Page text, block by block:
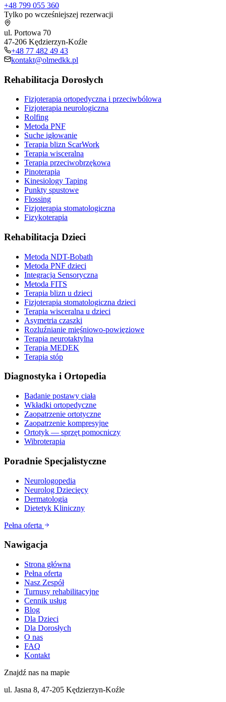
+48 799 055 360
Tylko po wcześniejszej rezerwacji
ul. Portowa 70
47-206 Kędzierzyn-Koźle
+48 77 482 49 43
kontakt@olmedkk.pl
Rehabilitacja Dorosłych
Fizjoterapia ortopedyczna i przeciwbólowa
Fizjoterapia neurologiczna
Rolfing
Metoda PNF
Suche igłowanie
Terapia blizn ScarWork
Terapia wisceralna
Terapia przeciwobrzękowa
Pinoterapia
Kinesiology Taping
Punkty spustowe
Flossing
Fizjoterapia stomatologiczna
Fizykoterapia
Rehabilitacja Dzieci
Metoda NDT-Bobath
Metoda PNF dzieci
Integracja Sensoryczna
Metoda FITS
Terapia blizn u dzieci
Fizjoterapia stomatologiczna dzieci
Terapia wisceralna u dzieci
Asymetria czaszki
Rozluźnianie mięśniowo-powięziowe
Terapia neurotaktylna
Terapia MEDEK
Terapia stóp
Diagnostyka i Ortopedia
Badanie postawy ciała
Wkładki ortopedyczne
Zaopatrzenie ortotyczne
Zaopatrzenie kompresyjne
Ortotyk — sprzęt pomocniczy
Wibroterapia
Poradnie Specjalistyczne
Neurologopedia
Neurolog Dziecięcy
Dermatologia
Dietetyk Kliniczny
Pełna oferta
Nawigacja
Strona główna
Pełna oferta
Nasz Zespół
Turnusy rehabilitacyjne
Cennik usług
Blog
Dla Dzieci
Dla Dorosłych
O nas
FAQ
Kontakt
Znajdź nas na mapie
ul. Jasna 8, 47-205 Kędzierzyn-Koźle